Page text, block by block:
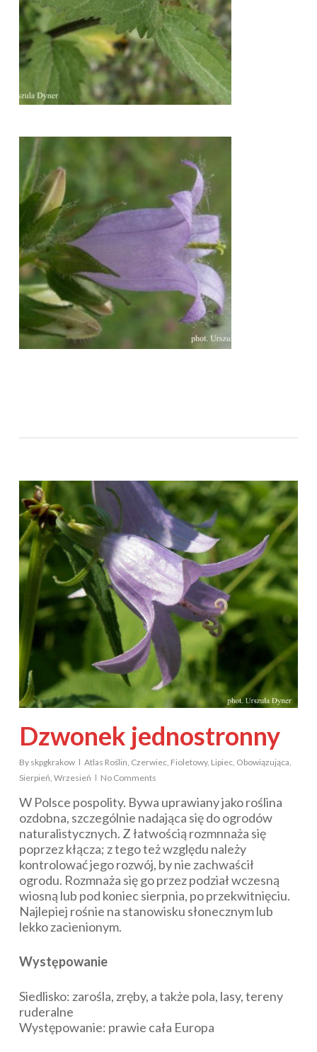
Dzwonek jednostronny
By skpgkrakow Atlas Roślin, Czerwiec, Fioletowy, Lipiec, Obowiązująca,
Sierpień, Wrzesień No Comments
W Polsce pospolity. Bywa uprawiany jako roślina
ozdobna, szczególnie nadająca się do ogrodów
naturalistycznych. Z łatwością rozmnnaża się
poprzez kłącza; z tego też względu należy
kontrolować jego rozwój, by nie zachwaścił
ogrodu. Rozmnaża się go przez podział wczesną
wiosną lub pod koniec sierpnia, po przekwitnięciu.
Najlepiej rośnie na stanowisku słonecznym lub
lekko zacienionym.
Występowanie
Siedlisko: zarośla, zręby, a także pola, lasy, tereny
ruderalne
Występowanie: prawie cała Europa